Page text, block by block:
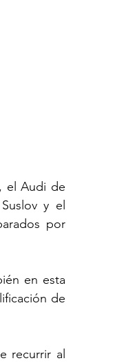
el Audi de
y el
por
en esta
de
recurrir al